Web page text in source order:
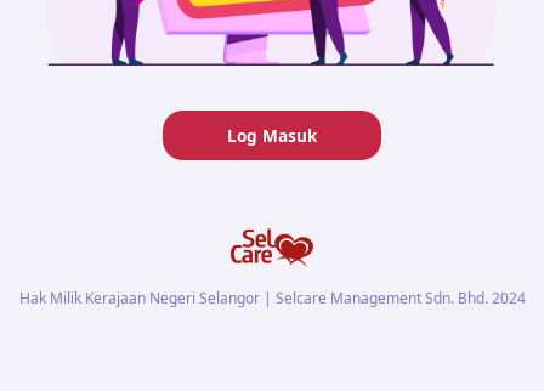
Log Masuk
Hak Milik Kerajaan Negeri Selangor | Selcare Management Sdn. Bhd. 2024